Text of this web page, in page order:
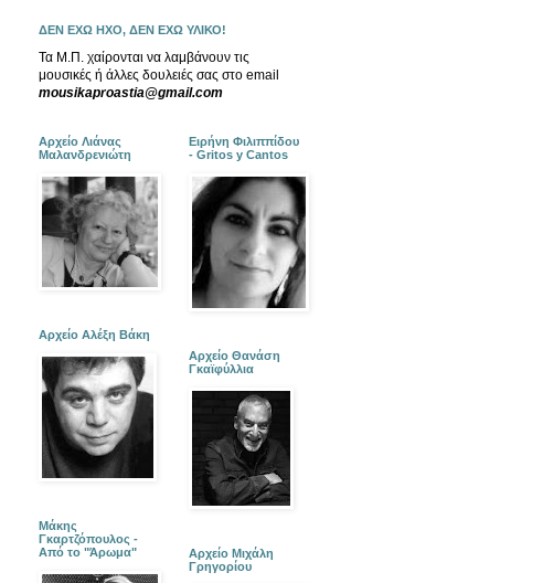
ΔΕΝ ΕΧΩ ΗΧΟ, ΔΕΝ ΕΧΩ ΥΛΙΚΟ!
Τα Μ.Π. χαίρονται να λαμβάνουν τις
μουσικές ή άλλες δουλειές σας στο email
mousikaproastia@gmail.com
Αρχείο Λιάνας
Μαλανδρενιώτη
Αρχείο Αλέξη Βάκη
Μάκης
Γκαρτζόπουλος -
Από το "Άρωμα"
Ειρήνη Φιλιππίδου
- Gritos y Cantos
Αρχείο Θανάση
Γκαϊφύλλια
Αρχείο Μιχάλη
Γρηγορίου